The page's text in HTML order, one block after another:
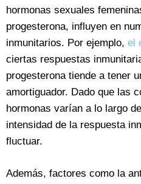
hormonas sexuales
progesterona, influyen en
inmunitarios. Por ejemplo, el
ciertas respuestas
progesterona tiende a tener
amortiguador. Dado que las
hormonas varían a lo largo
intensidad de la respuesta
fluctuar.
Además, factores como la